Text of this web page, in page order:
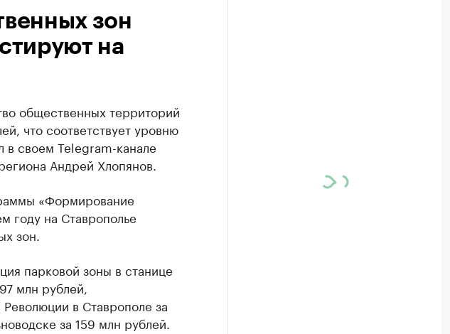
зон
на
общественных территорий
что соответствует уровню
своем Telegram-канале
Андрей Хлопянов.
«Формирование
году на Ставрополье
зон.
парковой зоны в станице
млн рублей,
в Ставрополе за
за 159 млн рублей.